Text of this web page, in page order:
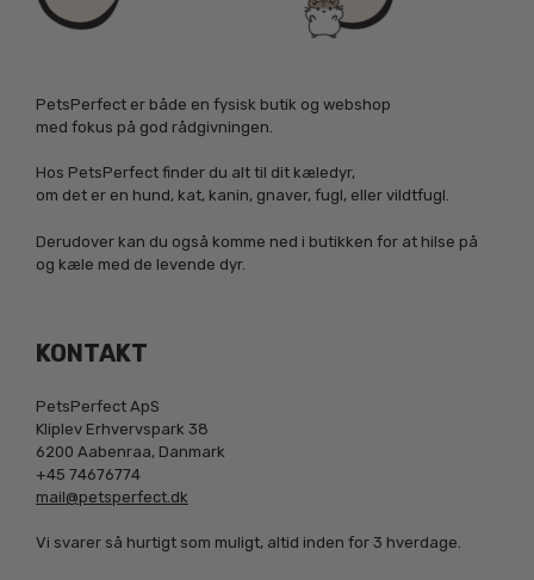
PetsPerfect er både en fysisk butik og webshop
med fokus på god rådgivningen.
Hos PetsPerfect finder du alt til dit kæledyr,
om det er en hund, kat, kanin, gnaver, fugl, eller vildtfugl.
Derudover kan du også komme ned i butikken for at hilse på
og kæle med de levende dyr.
KONTAKT
PetsPerfect ApS
Kliplev Erhvervspark 38
6200 Aabenraa, Danmark
+45 74676774
mail@petsperfect.dk
Vi svarer så hurtigt som muligt, altid inden for 3 hverdage.